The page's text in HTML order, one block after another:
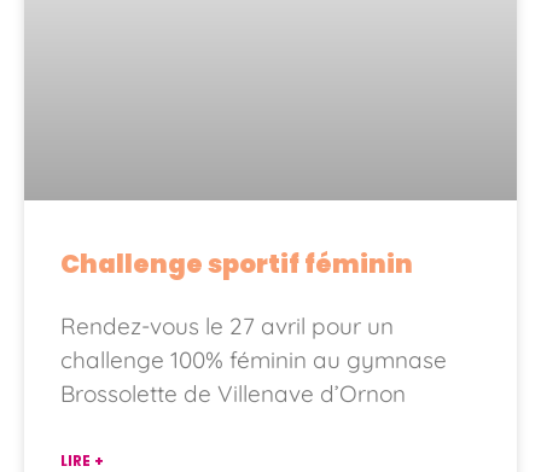
Challenge sportif féminin
Rendez-vous le 27 avril pour un
challenge 100% féminin au gymnase
Brossolette de Villenave d’Ornon
LIRE +